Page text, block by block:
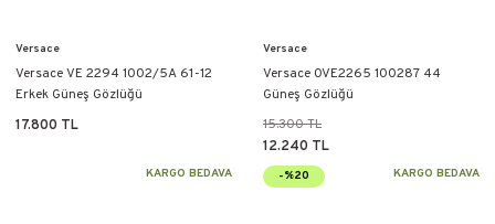
Versace
Versace VE 2294 1002/5A 61-12
Erkek Güneş Gözlüğü
17.800 TL
KARGO BEDAVA
Versace
Versace 0VE2265 100287 44
Güneş Gözlüğü
15.300 TL
12.240 TL
-%20 KARGO BEDAVA